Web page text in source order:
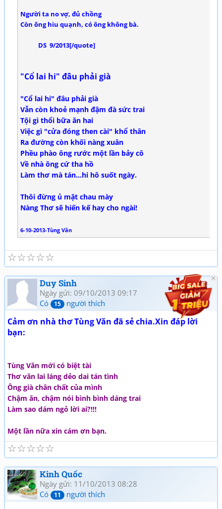
Người ta no vợ, đủ chồng
Còn ông hiu quạnh, có ông không bà.
DS 9/2013[/quote]
"Cổ lai hi" đâu phải già
"Cổ lai hi" đâu phải già
Vẫn còn khoẻ mạnh đậm đà sức trai
Tội gì thổi bữa ăn hai
Việc gì "cửa đóng then cài" khổ thân
Ra đường còn khối nàng xuân
Phều phào ông rước một lần bảy cô
Về nhà ông cứ tha hồ
Làm thơ mà tán...hi hô suốt ngày.
Thôi đừng ủ mặt chau mày
Nàng Thơ sẽ hiến kế hay cho ngài!
6-10-2013-Tùng Văn
☆
☆
☆
☆
☆
Duy Sinh
Ngày gửi: 09/10/2013 09:17
Có
15 người thích
Cảm ơn nhà thơ Tùng Văn đã sẻ chia.Xin đáp lời
bạn:
Tùng Văn mới có biệt tài
Thơ văn lai láng dẻo dai tán tình
Ông già chân chất của mình
Chậm ăn, chậm nói bình bình dáng trai
Làm sao dám ngỏ lời ai?!!!
Một lần nữa xin cám ơn bạn.
☆
☆
☆
☆
☆
Kinh Quốc
Ngày gửi: 11/10/2013 08:28
Có
11 người thích